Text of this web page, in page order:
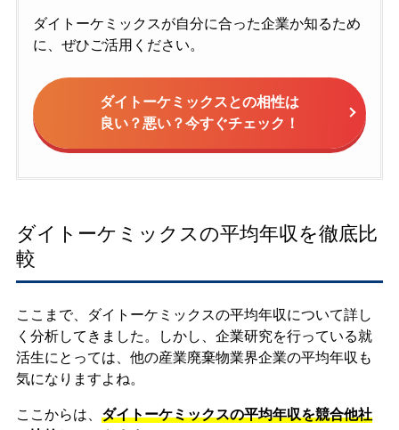
ダイトーケミックスが自分に合った企業か知るため
に、ぜひご活用ください。
ダイトーケミックスとの相性は
良い？悪い？今すぐチェック！
ダイトーケミックスの平均年収を徹底比
較
ここまで、ダイトーケミックスの平均年収について詳し
く分析してきました。しかし、企業研究を行っている就
活生にとっては、他の産業廃棄物業界企業の平均年収も
気になりますよね。
ここからは、 ダイトーケミックスの平均年収を競合他社